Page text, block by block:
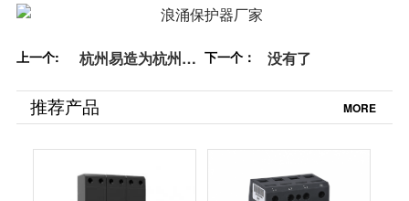
上一个:
杭州易造为杭州之
雷浪涌保护器认证
齐全更放心
下一个： 没有了
推荐产品 MORE